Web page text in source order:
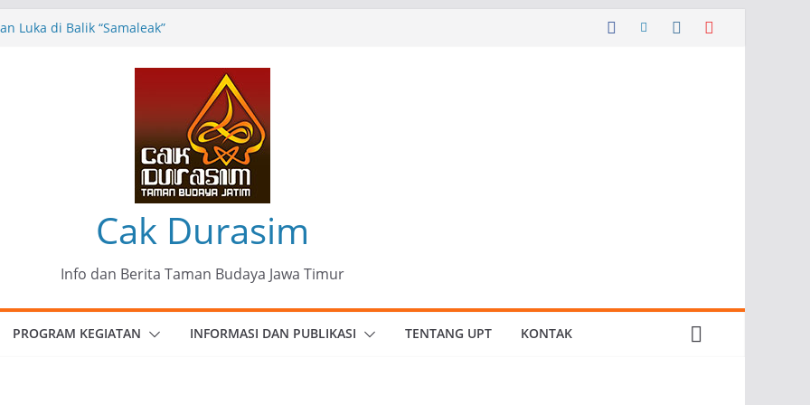
Luka di Balik “Samaleak”
Ungkapan Kritis Tentang Derita
Patria Seni Rupa Kota Blitar :
Menjadi Mantra Perlawanan
Cak Durasim
Info dan Berita Taman Budaya Jawa Timur
PROGRAM KEGIATAN INFORMASI DAN PUBLIKASI TENTANG UPT KONTAK